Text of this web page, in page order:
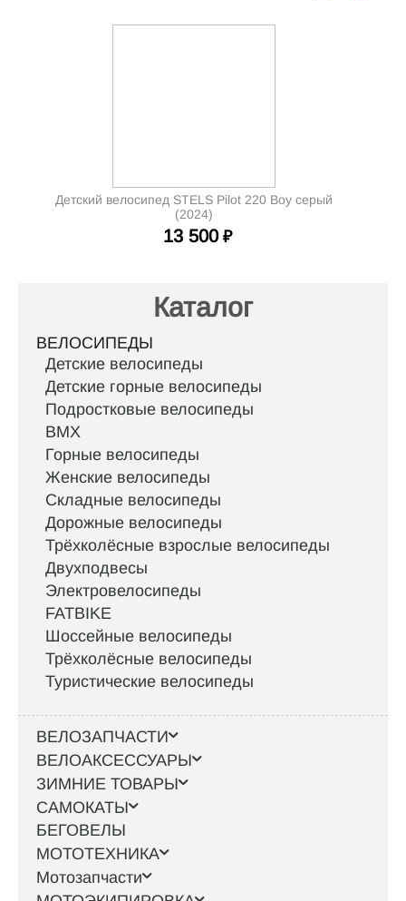
Детский велосипед STELS Pilot 220 Boy серый
(2024)
13 500 ₽
Каталог
ВЕЛОСИПЕДЫ
Детские велосипеды
Детские горные велосипеды
Подростковые велосипеды
BMX
Горные велосипеды
Женские велосипеды
Складные велосипеды
Дорожные велосипеды
Трёхколёсные взрослые велосипеды
Двухподвесы
Электровелосипеды
FATBIKE
Шоссейные велосипеды
Трёхколёсные велосипеды
Туристические велосипеды
ВЕЛОЗАПЧАСТИ
ВЕЛОАКСЕССУАРЫ
ЗИМНИЕ ТОВАРЫ
САМОКАТЫ
БЕГОВЕЛЫ
МОТОТЕХНИКА
Мотозапчасти